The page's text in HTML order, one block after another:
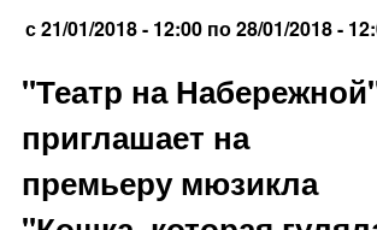
с21/01/2018 - 12:00 по28/01/2018 -
"Театр на
приглашает на
премьеру мюзикла